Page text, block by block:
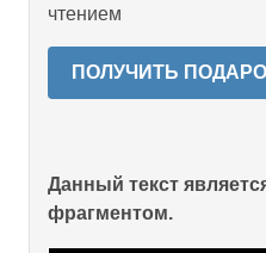
чтением
ПОЛУЧИТЬ
Данный текст
фрагментом.